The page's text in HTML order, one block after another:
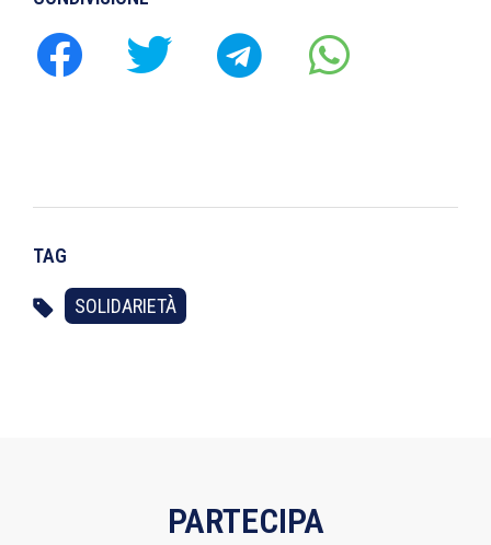
TAG
SOLIDARIETÀ
PARTECIPA